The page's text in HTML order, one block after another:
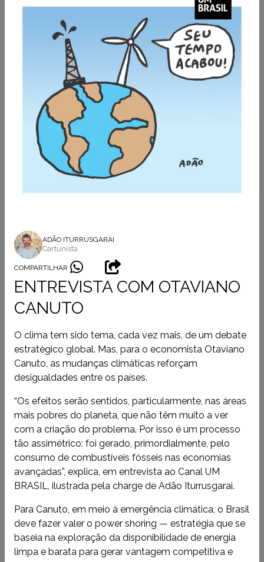
COMPARTILHAR
ADÃO ITURRUSGARAI
Cartunista
ENTREVISTA COM OTAVIANO
CANUTO
O clima tem sido tema, cada vez mais, de um debate
estratégico global. Mas, para o economista Otaviano
Canuto, as mudanças climáticas reforçam
desigualdades entre os países.
“Os efeitos serão sentidos, particularmente, nas áreas
mais pobres do planeta, que não têm muito a ver
com a criação do problema. Por isso é um processo
tão assimétrico: foi gerado, primordialmente, pelo
consumo de combustíveis fósseis nas economias
avançadas”, explica, em entrevista ao Canal UM
BRASIL, ilustrada pela charge de Adão Iturrusgarai.
Para Canuto, em meio à emergência climática, o Brasil
deve fazer valer o power shoring — estratégia que se
baseia na exploração da disponibilidade de energia
limpa e barata para gerar vantagem competitiva e